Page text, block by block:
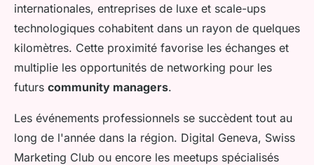
internationales, entreprises de luxe et scale-ups
technologiques cohabitent dans un rayon de quelques
kilomètres. Cette proximité favorise les échanges et
multiplie les opportunités de networking pour les
futurs community managers.
Les événements professionnels se succèdent tout au
long de l'année dans la région. Digital Geneva, Swiss
Marketing Club ou encore les meetups spécialisés